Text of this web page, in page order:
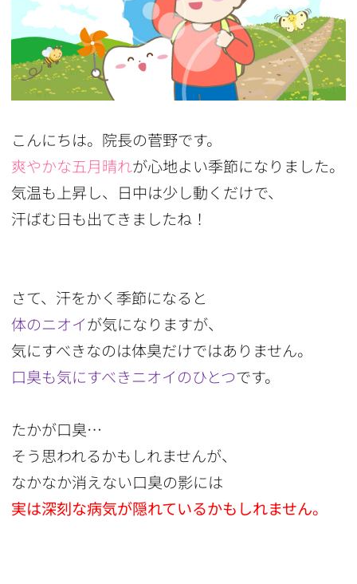
こんにちは。院長の菅野です。
爽やかな五月晴れが心地よい季節になりました。
気温も上昇し、日中は少し動くだけで、
汗ばむ日も出てきましたね！
さて、汗をかく季節になると
体のニオイが気になりますが、
気にすべきなのは体臭だけではありません。
口臭も気にすべきニオイのひとつです。
たかが口臭…
そう思われるかもしれませんが、
なかなか消えない口臭の影には
実は深刻な病気が隠れているかもしれません。